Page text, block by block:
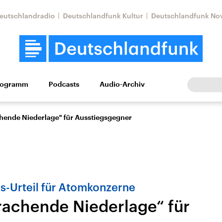
Deutschlandfunk Kultur Deutschlandfunk
Wissen Kultur Europa
Beiträge,
Nahostkonflikt
Iran
Podcasts Audio-Archiv
Niederlage" für Ausstiegsgegner
Urteil für Atomkonzerne
Niederlage“ für